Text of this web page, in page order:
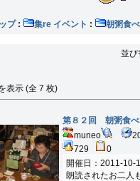
プ: 集re イベント : 朝粥食
並
表示 (全 7 枚)
第８２回 朝粥食べ
muneo
729
0
開催日：2011-10-
朗読されたお二人